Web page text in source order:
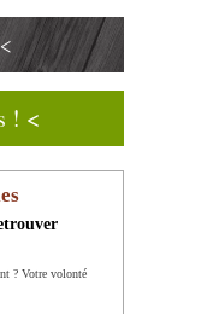
! <
? Votre volonté